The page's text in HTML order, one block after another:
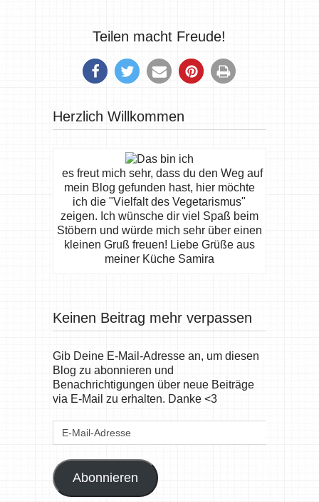
Teilen macht Freude!
Herzlich Willkommen
es freut mich sehr, dass du den Weg auf
mein Blog gefunden hast, hier möchte
ich die "Vielfalt des Vegetarismus"
zeigen. Ich wünsche dir viel Spaß beim
Stöbern und würde mich sehr über einen
kleinen Gruß freuen! Liebe Grüße aus
meiner Küche Samira
Keinen Beitrag mehr verpassen
Gib Deine E-Mail-Adresse an, um diesen
Blog zu abonnieren und
Benachrichtigungen über neue Beiträge
via E-Mail zu erhalten. Danke <3
E-
Abonnieren